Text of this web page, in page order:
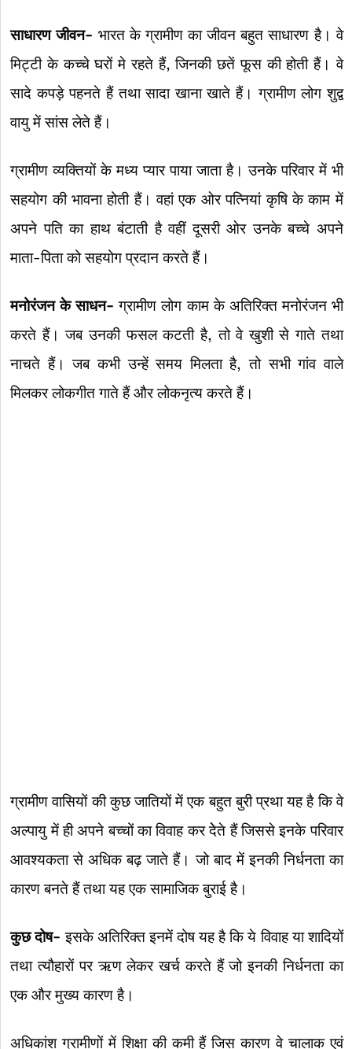
साधारण जीवन- भारत के ग्रामीण का जीवन बहुत साधारण है। वे
मिट्टी के कच्चे घरों मे रहते हैं, जिनकी छतें फूस की होती हैं। वे
सादे कपड़े पहनते हैं तथा सादा खाना खाते हैं। ग्रामीण लोग शुद्व
वायु में सांस लेते हैं।
ग्रामीण व्यक्तियों के मध्य प्यार पाया जाता है। उनके परिवार में भी
सहयोग की भावना होती हैं। वहां एक ओर पत्नियां कृषि के काम में
अपने पति का हाथ बंटाती है वहीं दूसरी ओर उनके बच्चे अपने
माता-पिता को सहयोग प्रदान करते हैं।
मनोरंजन के साधन- ग्रामीण लोग काम के अतिरिक्त मनोरंजन भी
करते हैं। जब उनकी फसल कटती है, तो वे खुशी से गाते तथा
नाचते हैं। जब कभी उन्हें समय मिलता है, तो सभी गांव वाले
मिलकर लोकगीत गाते हैं और लोकनृत्य करते हैं।
ग्रामीण वासियों की कुछ जातियों में एक बहुत बुरी प्रथा यह है कि वे
अल्पायु में ही अपने बच्चों का विवाह कर देेते हैं जिससे इनके परिवार
आवश्यकता से अधिक बढ़ जाते हैं। जो बाद में इनकी निर्धनता का
कारण बनते हैं तथा यह एक सामाजिक बुराई है।
कुछ दोष- इसके अतिरिक्त इनमें दोष यह है कि ये विवाह या शादियों
तथा त्यौहारों पर ऋण लेकर खर्च करते हैं जो इनकी निर्धनता का
एक और मुख्य कारण है।
अधिकांश ग्रामीणों में शिक्षा की कमी हैं जिस कारण वे चालाक एवं